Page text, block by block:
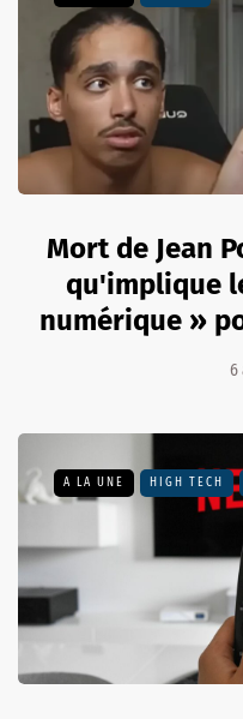
Mort de Jean
qu'implique
numérique »
6
A LA UNE HIGH TECH